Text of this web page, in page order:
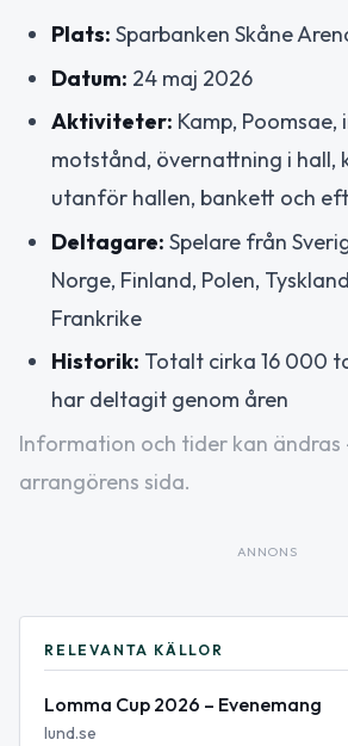
Plats: Sparbanken Skåne
Datum: 24 maj 2026
Aktiviteter: Kamp,
motstånd, övernattning i hall,
utanför hallen, bankett och
Deltagare: Spelare från
Norge, Finland, Polen,
Frankrike
Historik: Totalt cirka 16 000
har deltagit genom åren
Information och tider kan ändras
arrangörens sida.
ANNONS
RELEVANTA KÄLLOR
Lomma Cup 2026 – Evenemang
lund.se